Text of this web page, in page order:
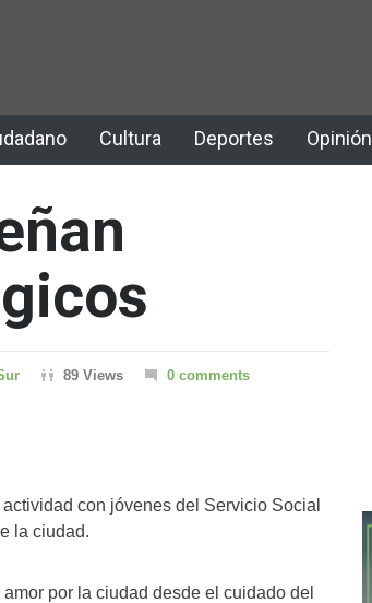
Cultura Deportes Opinión
89 Views 0 comments
con jóvenes del Servicio Social
la ciudad.
por la ciudad desde el cuidado del